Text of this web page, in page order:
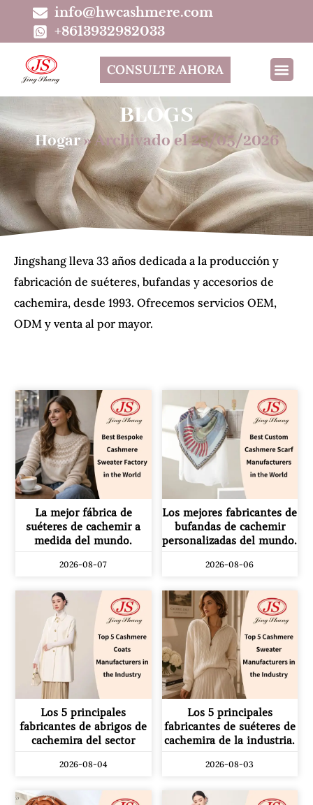
info@hwcashmere.com
+8613932982033
CONSULTE AHORA
BLOGS
Hogar»Archivado el 25/05/2026
Jingshang lleva 33 años dedicada a la producción y
fabricación de suéteres, bufandas y accesorios de
cachemira, desde 1993. Ofrecemos servicios OEM,
ODM y venta al por mayor.
La mejor fábrica de
suéteres de cachemir a
medida del mundo.
2026-08-07
Los mejores fabricantes de
bufandas de cachemir
personalizadas del mundo.
2026-08-06
Los 5 principales
fabricantes de abrigos de
cachemira del sector
2026-08-04
Los 5 principales
fabricantes de suéteres de
cachemira de la industria.
2026-08-03